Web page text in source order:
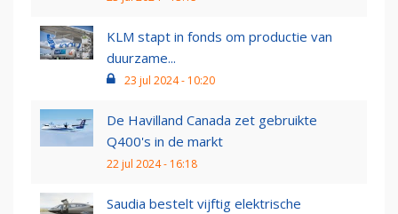
KLM stapt in fonds om productie van
duurzame...
23 jul 2024 - 10:20
De Havilland Canada zet gebruikte
Q400's in de markt
22 jul 2024 - 16:18
Saudia bestelt vijftig elektrische